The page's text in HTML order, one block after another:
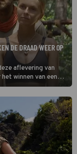
DE DRAAD WEER OP
aflevering van
winnen van een
De prijs is
emoties lopen